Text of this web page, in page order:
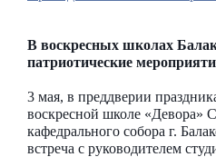
В воскресных школах
патриотические
3 мая, в преддверии
воскресной школе «Девора»
кафедрального собора г.
встреча с руководителем